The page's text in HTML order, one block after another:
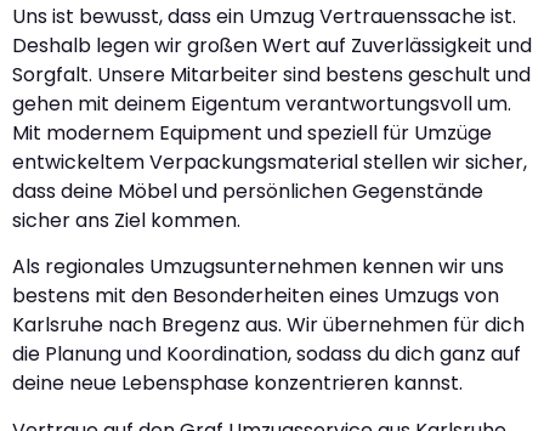
Uns ist bewusst, dass ein Umzug Vertrauenssache ist.
Deshalb legen wir großen Wert auf Zuverlässigkeit und
Sorgfalt. Unsere Mitarbeiter sind bestens geschult und
gehen mit deinem Eigentum verantwortungsvoll um.
Mit modernem Equipment und speziell für Umzüge
entwickeltem Verpackungsmaterial stellen wir sicher,
dass deine Möbel und persönlichen Gegenstände
sicher ans Ziel kommen.
Als regionales Umzugsunternehmen kennen wir uns
bestens mit den Besonderheiten eines Umzugs von
Karlsruhe nach Bregenz aus. Wir übernehmen für dich
die Planung und Koordination, sodass du dich ganz auf
deine neue Lebensphase konzentrieren kannst.